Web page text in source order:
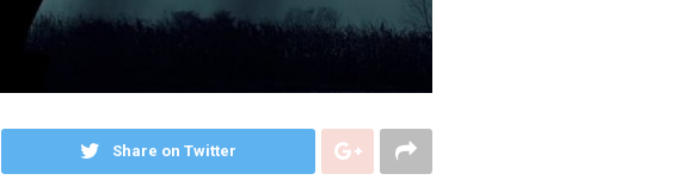
Share on Twitter